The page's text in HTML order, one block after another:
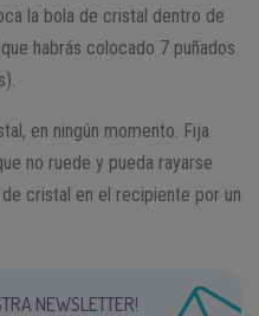
la bola de cristal dentro de
habrás colocado 7 puñados
en ningún momento. Fija
no ruede y pueda rayarse
cristal en el recipiente por un
NEWSLETTER!